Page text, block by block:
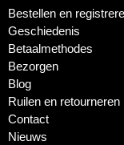
Bestellen en
Geschiedenis
Betaalmethodes
Bezorgen
Blog
Ruilen en retourneren
Contact
Nieuws